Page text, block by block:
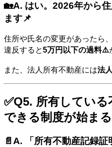
🏡A. はい。 2026年から
ます📌
住所や氏名の変更があったら、
違反すると5万円以下の過料⚠️
また、法人所有不動産には法
✅Q5. 所有してい
できる制度が始まる
📄A. 「所有不動産記録